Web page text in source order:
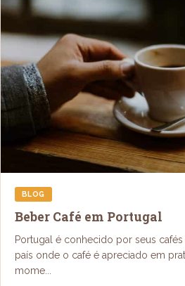
BLOG
Beber Café em Portugal
Portugal é conhecido por seus
país onde o café é apreciado em
mome...